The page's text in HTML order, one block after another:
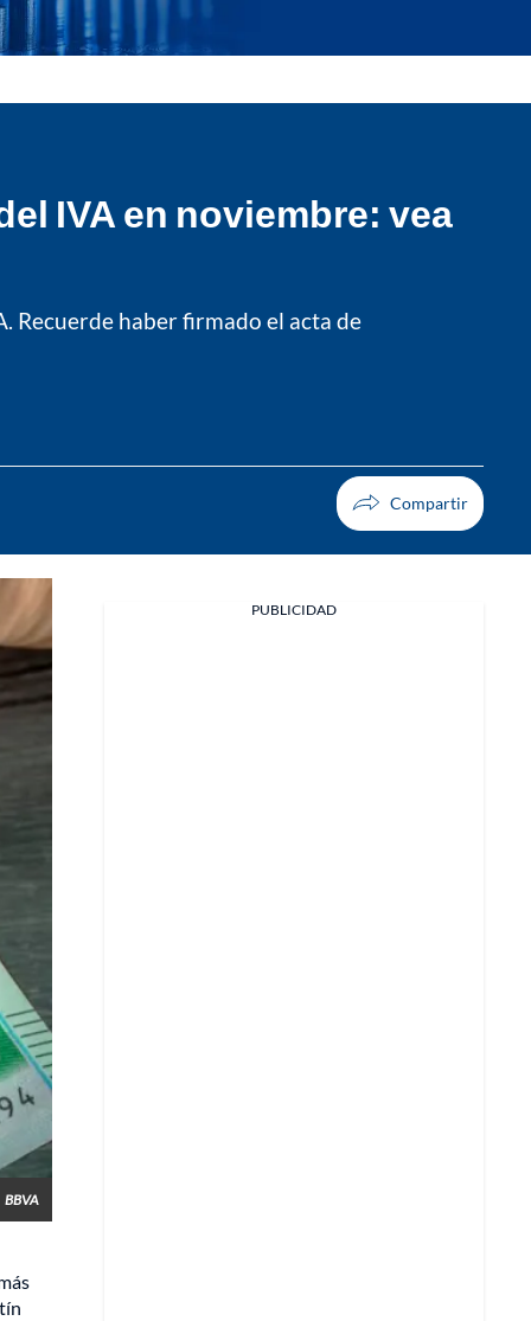
IVA en noviembre: vea
Recuerde haber firmado el acta de
BBVA
PUBLICIDAD